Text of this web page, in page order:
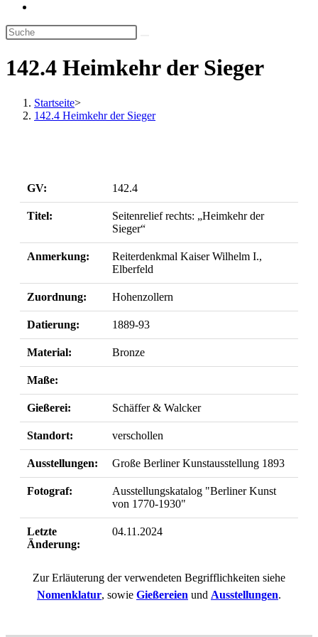
umschalten
142.4 Heimkehr der Sieger
Startseite>
142.4 Heimkehr der Sieger
GV: 142.4
Titel:
Seitenrelief rechts: „Heimkehr der
Sieger“
Anmerkung:
Reiterdenkmal Kaiser Wilhelm I.,
Elberfeld
Zuordnung: Hohenzollern
Datierung: 1889-93
Material: Bronze
Maße:
Gießerei: Schäffer & Walcker
Standort: verschollen
Ausstellungen: Große Berliner Kunstausstellung 1893
Fotograf:
Ausstellungskatalog "Berliner Kunst
von 1770-1930"
Letzte
Änderung:
04.11.2024
Zur Erläuterung der verwendeten Begrifflichkeiten siehe
Nomenklatur, sowie Gießereien und Ausstellungen.